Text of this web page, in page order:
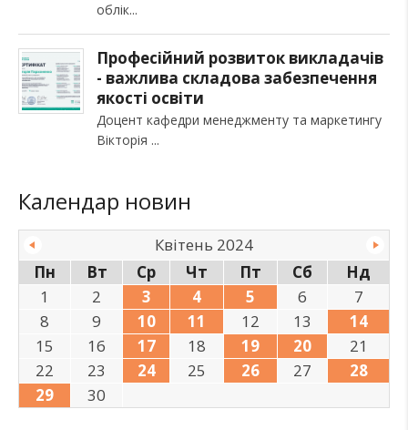
облік
Професійний розвиток викладачів
- важлива складова забезпечення
якості освіти
Доцент кафедри менеджменту та маркетингу
Вікторія
Календар новин
Квітень 2024
Пн
Вт Ср Чт Пт Сб
Нд
1
2 3 4 5 6
7
8
9 10 11 12 13
14
15
16 17 18 19 20
21
22
23 24 25 26 27
28
29
30